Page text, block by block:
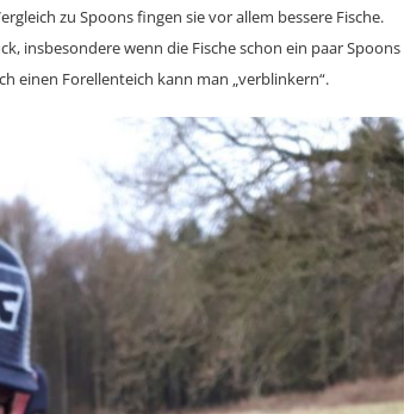
zu Spoons fingen sie vor allem bessere Fische.
insbesondere wenn die Fische schon ein paar Spoons
einen Forellenteich kann man „verblinkern“.